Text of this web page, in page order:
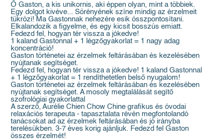
Ő Gaston, a kis unikornis, aki éppen olyan, mint a többiek.
Egy dolgot kivéve... Sörényének színe mindig az érzelmeit
tükrözi! Ma Gastonnak nehezére esik összpontosítani.
Elkalandozik a figyelme, és egy kicsit bosszús emiatt.
Fedezd fel, hogyan tér vissza a jókedve!
1 kaland Gastonnal + 1 légzőgyakorlat = 1 nagy adag
koncentráció!
Gaston történetei az érzelmek feltárásában és kezelésében
nyújtanak segítséget.
Fedezd fel, hogyan tér vissza a jókedve! 1 kaland Gastonnal
+ 1 légzőgyakorlat = 1 rendíthetetlen belső nyugalom!
Gaston történetei az érzelmek feltárásában és kezelésében
nyújtanak segítséget. A mosoly megtalálását segítő
szofrológiai gyakorlattal
A szerző, Aurélie Chien Chow Chine grafikus és óvodai
relaxációs terapeuta - tapasztalata révén megfontolandó
tanácsokat ad az érzelmek feltárásában és jó irányba
terelésükben. 3-7 éves korig ajánljuk. Fedezd fel Gaston
összes érzelmét!